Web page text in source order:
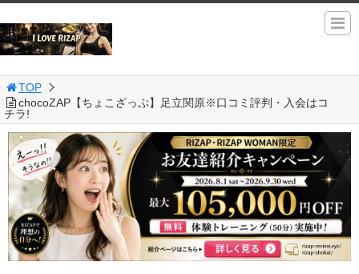
TOP
chocoZAP【ちょこざっぷ】足立関原※口コミ評判・入会はコ
チラ!